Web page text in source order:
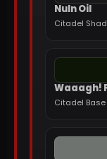
Nuln Oil
Citadel
Waaagh!
Citadel Base